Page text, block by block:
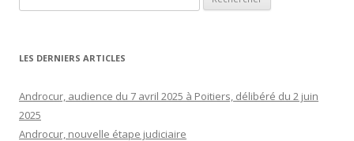
LES DERNIERS ARTICLES
Androcur, audience du 7 avril 2025 à Poitiers, délibéré du 2 juin
2025
Androcur, nouvelle étape judiciaire